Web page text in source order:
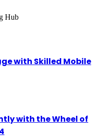
with Skilled Mobile
with the Wheel of